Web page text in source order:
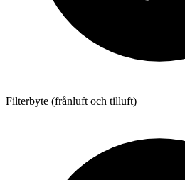
Filterbyte (frånluft och tilluft)